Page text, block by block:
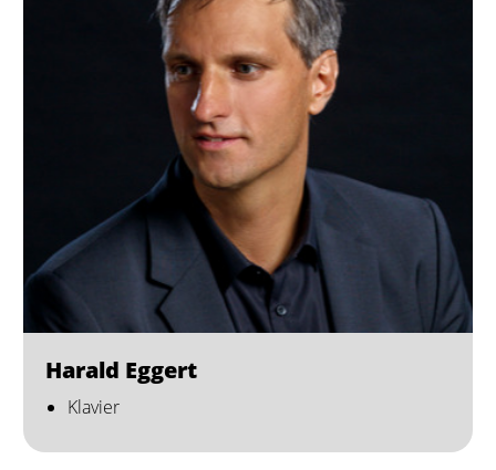
Harald Eggert
Klavier